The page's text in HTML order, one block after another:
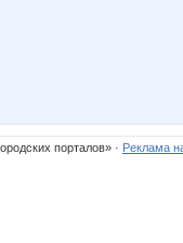
порталов» · Реклама